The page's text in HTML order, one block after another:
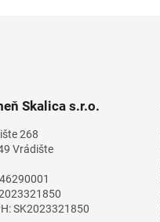
Skalica s.r.o.
268
Vrádište
SK2023321850